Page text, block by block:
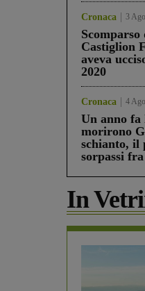
Cronaca 3
Castiglion
aveva
2020
Cronaca 4
Un anno fa
morirono
schianto, il
sorpassi
In